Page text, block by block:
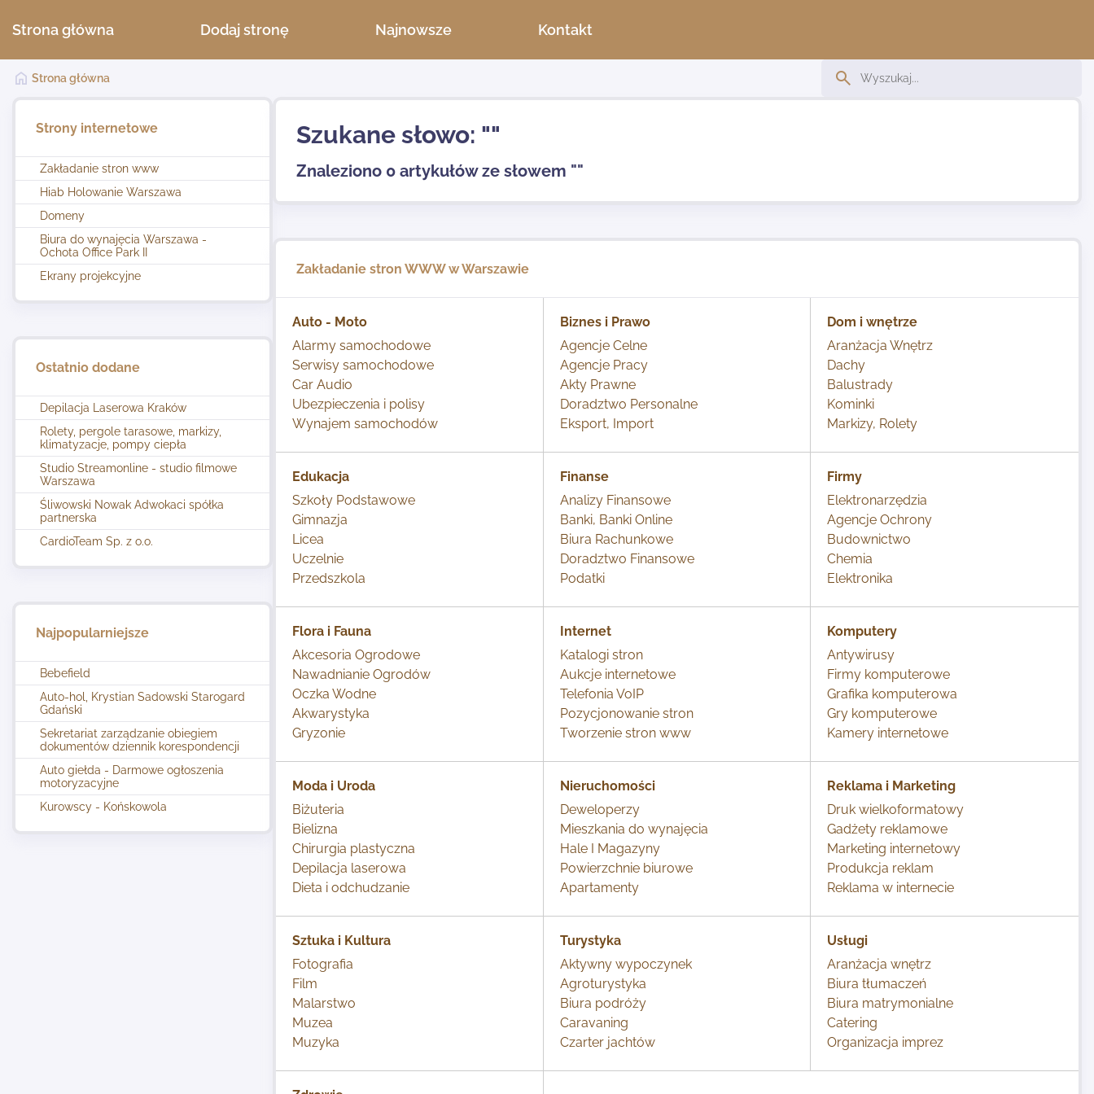
Strona główna Dodaj stronę Najnowsze Kontakt
Strona główna
Strony internetowe
Zakładanie stron www
Hiab Holowanie Warszawa
Domeny
Biura do wynajęcia Warszawa -
Ochota Office Park II
Ekrany projekcyjne
Ostatnio dodane
Depilacja Laserowa Kraków
Rolety, pergole tarasowe, markizy,
klimatyzacje, pompy ciepła
Studio Streamonline - studio filmowe
Warszawa
Śliwowski Nowak Adwokaci spółka
partnerska
CardioTeam Sp. z o.o.
Najpopularniejsze
Bebefield
Auto-hol, Krystian Sadowski Starogard
Gdański
Sekretariat zarządzanie obiegiem
dokumentów dziennik korespondencji
Auto giełda - Darmowe ogłoszenia
motoryzacyjne
Kurowscy - Końskowola
Szukane słowo: ""
Znaleziono 0 artykułów ze słowem ""
Zakładanie stron WWW w Warszawie
Auto - Moto
Alarmy samochodowe
Serwisy samochodowe
Car Audio
Ubezpieczenia i polisy
Wynajem samochodów
Biznes i Prawo
Agencje Celne
Agencje Pracy
Akty Prawne
Doradztwo Personalne
Eksport, Import
Dom i wnętrze
Aranżacja Wnętrz
Dachy
Balustrady
Kominki
Markizy, Rolety
Edukacja
Szkoły Podstawowe
Gimnazja
Licea
Uczelnie
Przedszkola
Finanse
Analizy Finansowe
Banki, Banki Online
Biura Rachunkowe
Doradztwo Finansowe
Podatki
Firmy
Elektronarzędzia
Agencje Ochrony
Budownictwo
Chemia
Elektronika
Flora i Fauna
Akcesoria Ogrodowe
Nawadnianie Ogrodów
Oczka Wodne
Akwarystyka
Gryzonie
Internet
Katalogi stron
Aukcje internetowe
Telefonia VoIP
Pozycjonowanie stron
Tworzenie stron www
Komputery
Antywirusy
Firmy komputerowe
Grafika komputerowa
Gry komputerowe
Kamery internetowe
Moda i Uroda
Biżuteria
Bielizna
Chirurgia plastyczna
Depilacja laserowa
Dieta i odchudzanie
Nieruchomości
Deweloperzy
Mieszkania do wynajęcia
Hale I Magazyny
Powierzchnie biurowe
Apartamenty
Reklama i Marketing
Druk wielkoformatowy
Gadżety reklamowe
Marketing internetowy
Produkcja reklam
Reklama w internecie
Sztuka i Kultura
Fotografia
Film
Malarstwo
Muzea
Muzyka
Turystyka
Aktywny wypoczynek
Agroturystyka
Biura podróży
Caravaning
Czarter jachtów
Usługi
Aranżacja wnętrz
Biura tłumaczeń
Biura matrymonialne
Catering
Organizacja imprez